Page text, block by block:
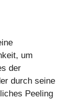
um
der
durch seine
Peeling